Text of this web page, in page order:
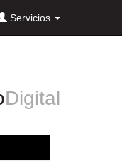
Servicios
Digital